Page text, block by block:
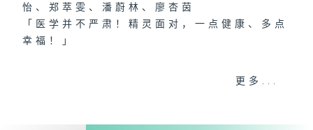
怡、郑萃雯、潘蔚林、廖杏茵
「医学并不严肃！精灵面对，一点健康、多点
幸福！」
更多...